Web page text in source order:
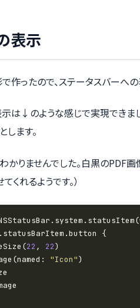
表示
作ったので、ステータスバーへ
は↓のような感じで実現できま
ます。
かりませんでした。白黒のPDF
れるようです。）
22 , 22
"Icon"